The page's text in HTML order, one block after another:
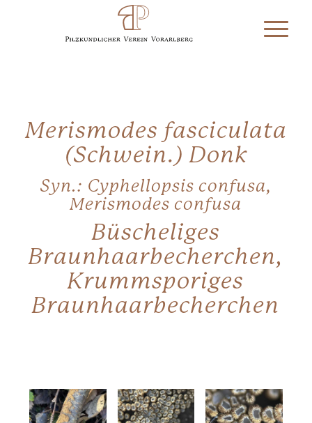
Merismodes fasciculata
(Schwein.) Donk
Syn.: Cyphellopsis confusa,
Merismodes confusa
Büscheliges
Braunhaarbecherchen,
Krummsporiges
Braunhaarbecherchen